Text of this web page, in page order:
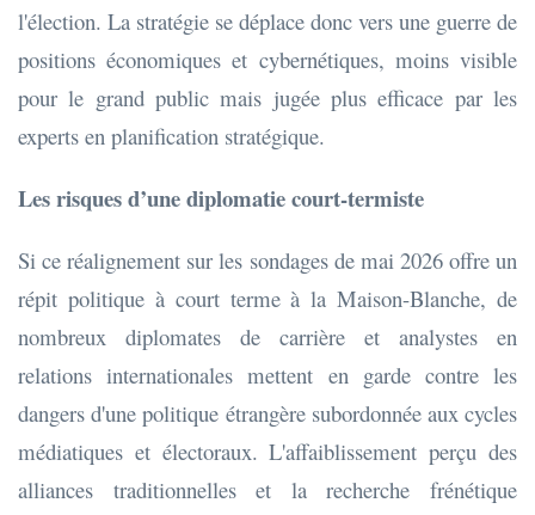
l'élection. La stratégie se déplace donc vers une guerre de
positions économiques et cybernétiques, moins visible
pour le grand public mais jugée plus efficace par les
experts en planification stratégique.
Les risques d’une diplomatie court-termiste
Si ce réalignement sur les sondages de mai 2026 offre un
répit politique à court terme à la Maison-Blanche, de
nombreux diplomates de carrière et analystes en
relations internationales mettent en garde contre les
dangers d'une politique étrangère subordonnée aux cycles
médiatiques et électoraux. L'affaiblissement perçu des
alliances traditionnelles et la recherche frénétique